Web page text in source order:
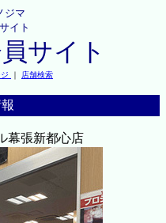
ジマ
イト
サイト
｜ 店舗検索
幕張新都心店